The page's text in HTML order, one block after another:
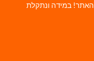
במידה ונתקלת